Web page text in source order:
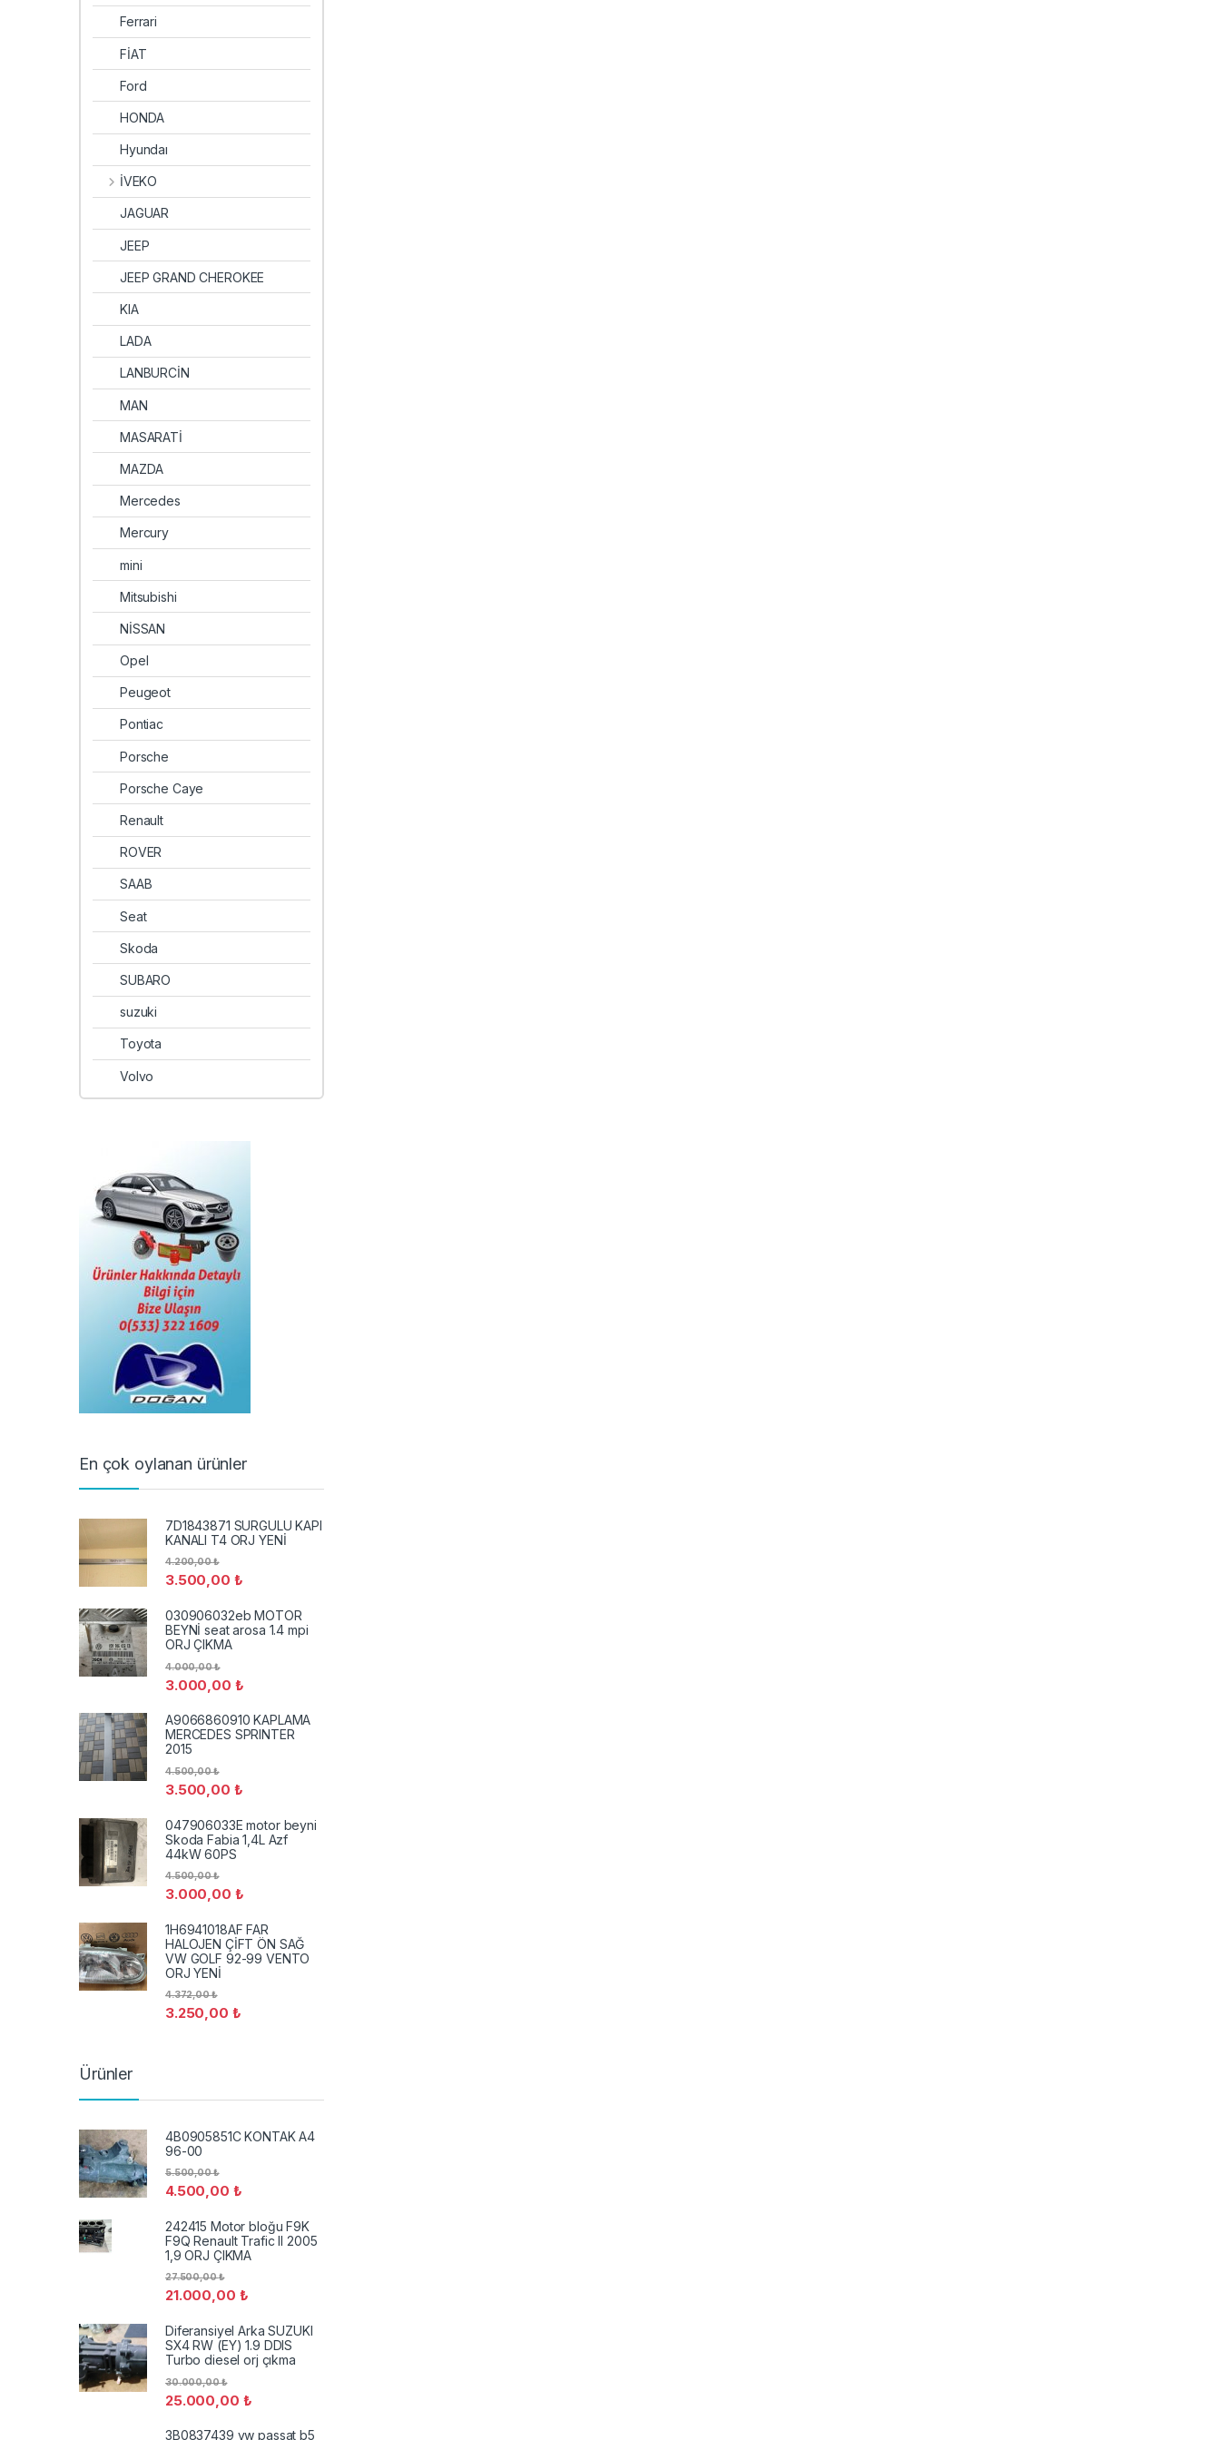
Ferrari
FİAT
Ford
HONDA
Hyundaı
İVEKO
JAGUAR
JEEP
JEEP GRAND CHEROKEE
KIA
LADA
LANBURCİN
MAN
MASARATİ
MAZDA
Mercedes
Mercury
mini
Mitsubishi
NİSSAN
Opel
Peugeot
Pontiac
Porsche
Porsche Caye
Renault
ROVER
SAAB
Seat
Skoda
SUBARO
suzuki
Toyota
Volvo
En çok oylanan ürünler
7D1843871 SURGULU KAPI
KANALI T4 ORJ YENİ
3.500,00 ₺
4.200,00₺
030906032eb MOTOR
BEYNİ seat arosa 1.4 mpi
ORJ ÇIKMA
3.000,00 ₺
4.000,00₺
A9066860910 KAPLAMA
MERCEDES SPRINTER
2015
3.500,00 ₺
4.500,00₺
047906033E motor beyni
Skoda Fabia 1,4L Azf
44kW 60PS
3.000,00 ₺
4.500,00₺
1H6941018AF FAR
HALOJEN ÇİFT ÖN SAĞ
VW GOLF 92-99 VENTO
ORJ YENİ
3.250,00 ₺
4.372,00₺
Ürünler
4B0905851C KONTAK A4
96-00
4.500,00 ₺
5.500,00₺
242415 Motor bloğu F9K
F9Q Renault Trafic II 2005
1,9 ORJ ÇIKMA
21.000,00 ₺
27.500,00₺
Diferansiyel Arka SUZUKI
SX4 RW (EY) 1.9 DDIS
Turbo diesel orj çıkma
25.000,00 ₺
30.000,00₺
3B0837439 vw passat b5